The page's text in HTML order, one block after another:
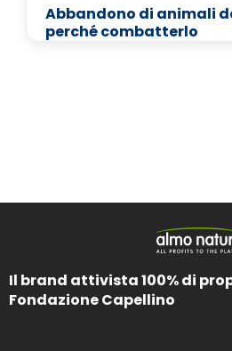
Abbandono di animali
perché combatterlo
Il brand attivista 100% di
Fondazione Capellino